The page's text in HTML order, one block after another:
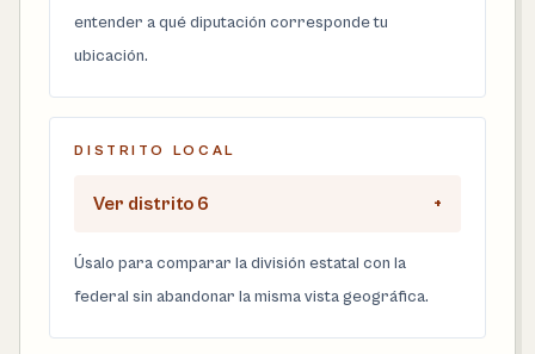
entender a qué diputación corresponde tu
ubicación.
DISTRITO LOCAL
Ver distrito 6 +
Úsalo para comparar la división estatal con la
federal sin abandonar la misma vista geográfica.